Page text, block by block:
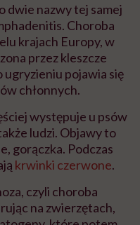
dwie nazwy tej samej
Choroba
krajach Europy, w
przez kleszcze
ugryzieniu pojawia się
chłonnych.
występuje u psów
ludzi. Objawy to
gorączka. Podczas
krwinki czerwone.
czyli choroba
na zwierzętach,